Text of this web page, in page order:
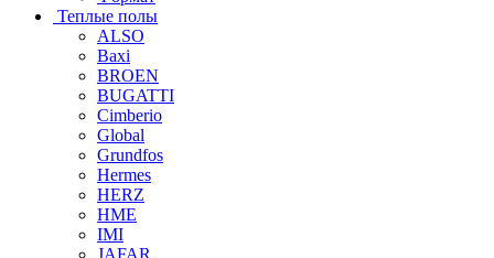
Теплые полы
ALSO
Baxi
BROEN
BUGATTI
Cimberio
Global
Grundfos
Hermes
HERZ
HME
IMI
JAFAR